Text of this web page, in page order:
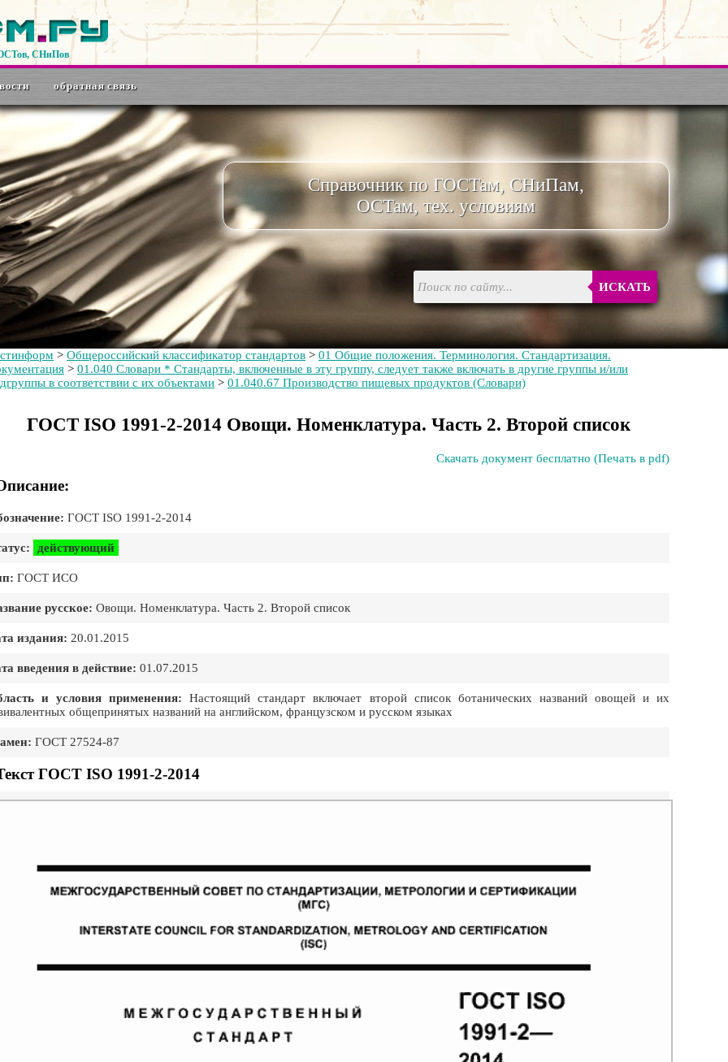
СНиПов
обратная связь
Справочник по ГОСТам, СНиПам,
ОСТам, тех. условиям
ИСКАТЬ
> Общероссийский классификатор стандартов > 01 Общие положения. Терминология. Стандартизация.
> 01.040 Словари * Стандарты, включенные в эту группу, следует также включать в другие группы и/или
в соответствии с их объектами > 01.040.67 Производство пищевых продуктов (Словари)
ГОСТ ISO 1991-2-2014 Овощи. Номенклатура. Часть 2. Второй список
Скачать документ бесплатно (Печать в pdf)
ГОСТ ISO 1991-2-2014
действующий
ГОСТ ИСО
русское: Овощи. Номенклатура. Часть 2. Второй список
издания: 20.01.2015
введения в действие: 01.07.2015
и условия применения: Настоящий стандарт включает второй список ботанических названий овощей и их
общепринятых названий на английском, французском и русском языках
ГОСТ 27524-87
ГОСТ ISO 1991-2-2014